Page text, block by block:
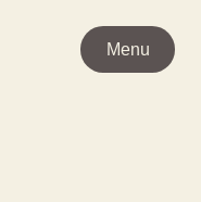
Menu
Menu
OP